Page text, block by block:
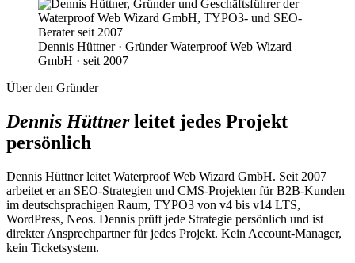
Dennis Hüttner · Gründer Waterproof Web Wizard
GmbH · seit 2007
Über den Gründer
Dennis Hüttnerleitet jedes Projekt
persönlich
Dennis Hüttner leitet Waterproof Web Wizard GmbH. Seit 2007
arbeitet er an SEO-Strategien und CMS-Projekten für B2B-Kunden
im deutschsprachigen Raum, TYPO3 von v4 bis v14 LTS,
WordPress, Neos. Dennis prüft jede Strategie persönlich und ist
direkter Ansprechpartner für jedes Projekt. Kein Account-Manager,
kein Ticketsystem.